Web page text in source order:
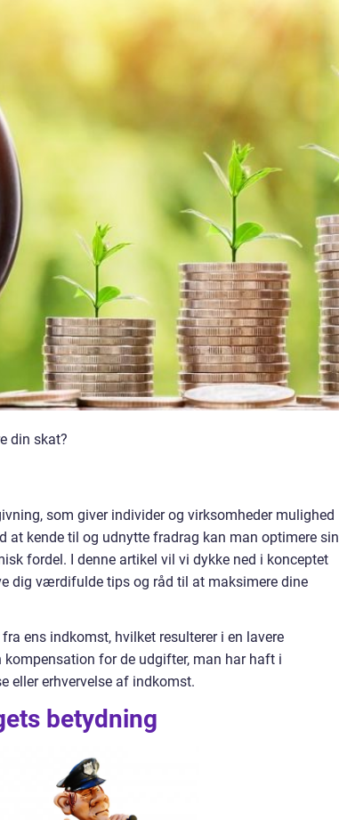
din skat?
som giver individer og virksomheder mulighed
at kende til og udnytte fradrag kan man optimere sin
fordel. I denne artikel vil vi dykke ned i konceptet
dig værdifulde tips og råd til at maksimere dine
ens indkomst, hvilket resulterer i en lavere
for de udgifter, man har haft i
eller erhvervelse af indkomst.
betydning